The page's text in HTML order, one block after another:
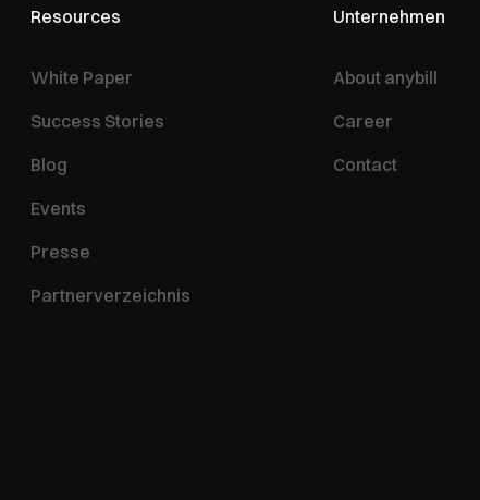
Resources
White Paper
Success Stories
Blog
Events
Presse
Partnerverzeichnis
Unternehmen
About anybill
Career
Contact